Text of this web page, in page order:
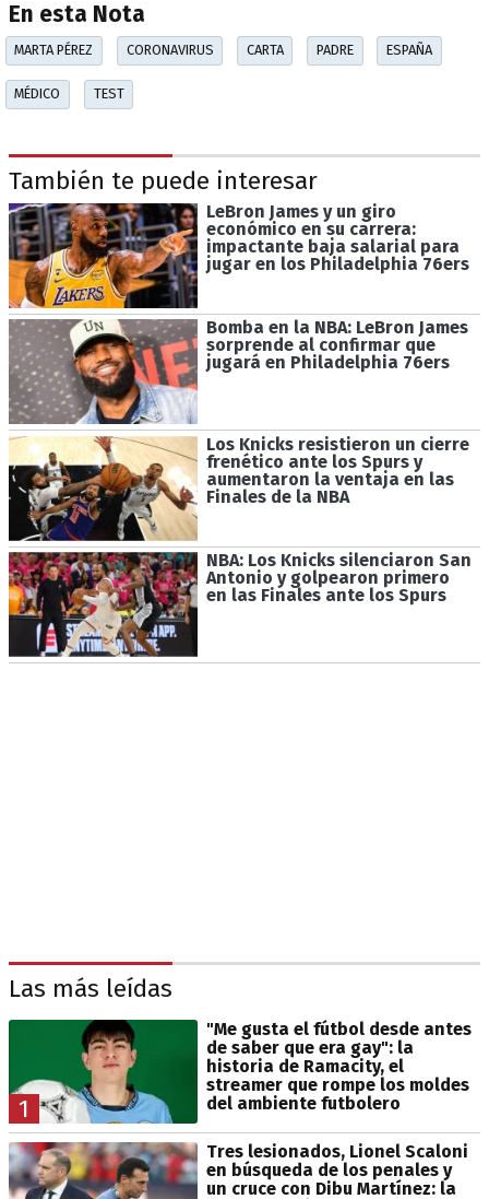
En esta Nota
MARTA PÉREZ CORONAVIRUS CARTA PADRE ESPAÑA
MÉDICO TEST
También te puede interesar
LeBron James y un giro
económico en su carrera:
impactante baja salarial para
jugar en los Philadelphia 76ers
Bomba en la NBA: LeBron James
sorprende al confirmar que
jugará en Philadelphia 76ers
Los Knicks resistieron un cierre
frenético ante los Spurs y
aumentaron la ventaja en las
Finales de la NBA
NBA: Los Knicks silenciaron San
Antonio y golpearon primero
en las Finales ante los Spurs
Las más leídas
1
"Me gusta el fútbol desde antes
de saber que era gay": la
historia de Ramacity, el
streamer que rompe los moldes
del ambiente futbolero
Tres lesionados, Lionel Scaloni
en búsqueda de los penales y
un cruce con Dibu Martínez: la